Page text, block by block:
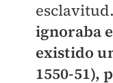
esclavitud.
ignoraba
existido
1550-51),